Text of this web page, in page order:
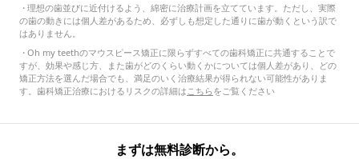
・理想の歯並びに近付けるよう、綿密に治療計画を立てています。ただし、実際
の歯の動きには個人差があるため、必ずしも想定した通りに歯が動くという訳で
はありません。
・Oh my teethのマウスピース矯正に限らずすべての歯科矯正に共通することで
すが、効果や感じ方、また歯がどのくらい動くかについては個人差があり、どの
矯正方法を選んだ場合でも、満足のいく治療結果が得られない可能性がありま
す。歯科矯正治療におけるリスクの詳細は こちらをご覧ください
まずは無料診断から。